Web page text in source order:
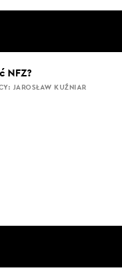
NFZ?
JAROSŁAW KUŹNIAR